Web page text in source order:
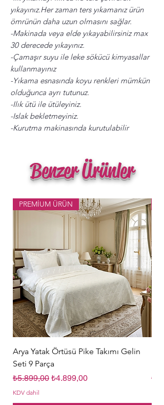
yıkayınız.Her zaman ters yıkamanız ürün
ömrünün daha uzun olmasını sağlar.
-Makinada veya elde yıkayabilirsiniz max
30 derecede yıkayınız.
-Çamaşır suyu ile leke sökücü kimyasallar
kullanmayınız
-Yıkama esnasında koyu renkleri mümkün
olduğunca ayrı tutunuz.
-Ilık ütü ile ütüleyiniz.
-Islak bekletmeyiniz.
-Kurutma makinasında kurutulabilir
Benzer Ürünler
PREMİUM ÜRÜN
Arya Yatak Örtüsü Pike Takımı Gelin
Seti 9 Parça
Normal Fiyat
₺5.899,00 İndirimli Fiyat
₺4.899,00
KDV dahil